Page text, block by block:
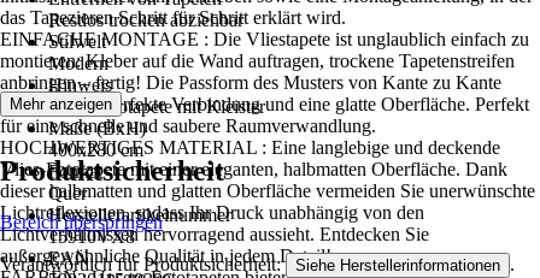
Restlos trocken abziehbar
Stilwelt
Modern
Hinweis
Vlies Fototapete mit Kleister
Maße (BxH)
400x280 cm
Format
Quer
Herstellerartikelnummer
15910VX8
EAN
das Tapezieren Schritt für Schritt erklärt wird.
EINFACHE MONTAGE : Die Vliestapete ist unglaublich einfach zu
montieren: Kleber auf die Wand auftragen, trockene Tapetenstreifen
anbringen – fertig! Die Passform des Musters von Kante zu Kante
sorgt für eine perfekte Verbindung und eine glatte Oberfläche. Perfekt
für eine schnelle und saubere Raumverwandlung.
HOCHWERTIGES MATERIAL : Eine langlebige und deckende
Vlies-Fototapete mit einer eleganten, halbmatten Oberfläche. Dank
dieser halbmatten und glatten Oberfläche vermeiden Sie unerwünschte
Lichtreflexionen, sodass Ihr Druck unabhängig von den
Lichtverhältnissen hervorragend aussieht. Entdecken Sie
außergewöhnliche Qualität in jedem Detail!
Mehr anzeigen
Produktsicherheit
Bereich überspringen
Verantwortlich für Produktsicherheit: Siehe Herstellerinformationen .